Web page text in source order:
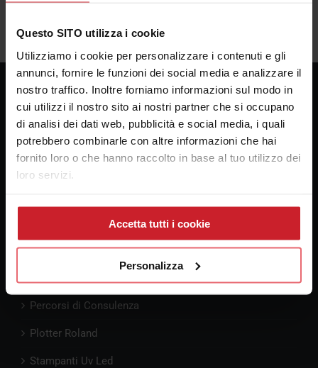
Questo SITO utilizza i cookie
Utilizziamo i cookie per personalizzare i contenuti e gli
annunci, fornire le funzioni dei social media e analizzare il
nostro traffico. Inoltre forniamo informazioni sul modo in
cui utilizzi il nostro sito ai nostri partner che si occupano
di analisi dei dati web, pubblicità e social media, i quali
potrebbero combinarle con altre informazioni che hai
fornito loro o che hanno raccolto in base al tuo utilizzo dei
loro servizi.
Accetta tutti i cookie
Personalizza
Consulenza Plotter
Presso la sede della Bosco forniture Grafiche s.a.s.
Via Principe di Paternò 174
90145 Palermo
3347247609
Percorsi di Consulenza
Plotter Roland
Stampanti Uv Led